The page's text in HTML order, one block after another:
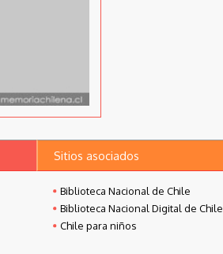
Sitios asociados
Biblioteca Nacional de Chile
Biblioteca Nacional Digital de Chile
Chile para niños